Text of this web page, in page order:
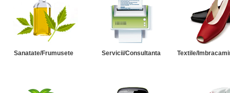
Sanatate/Frumusete Servicii/Consultanta Textile/